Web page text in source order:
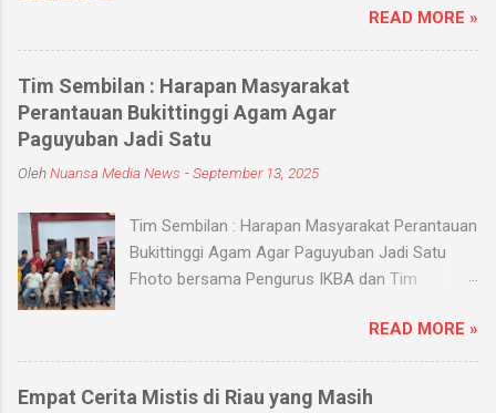
yang hingga saat ini masih ada dan berkembang
di masyarakat. Menurut Kamus Besar Bahasa
Indonesia (KBBI) santet berarti sihir, menyihir.
Ilmu Santet merupakan aliran ilmu hitam yang
digunakan untuk mengendalikan alam seperti
supranatural dari paranormal. Biasanya, santet
membahayakan orang lain. Banyak medium
yang digunakan oleh paranormal untuk
menyantet seseorang, diantaranya boneka,
lagi. Medium-medium tersebut 'dikirim' oleh
para dukun atau 'orang pintar' yang disewa oleh
penyantet. Dalam dunia supranatural, ada
READ MORE »
Tim Sembilan : Harapan Masyarakat
Perantauan Bukittinggi Agam Agar
Paguyuban Jadi Satu
OlehNuansa Media News -September 13, 2025
Tim Sembilan : Harapan Masyarakat Perantauan
Bukittinggi Agam Agar Paguyuban Jadi Satu
Fhoto bersama Pengurus IKBA dan Tim
Menjalin silaturahmi dengan sebuah organisasi
apalagi Paguyuban kampung adalah salah satu
bentuk menjalin persaudaraan dan
READ MORE »
Empat Cerita Mistis di Riau yang Masih